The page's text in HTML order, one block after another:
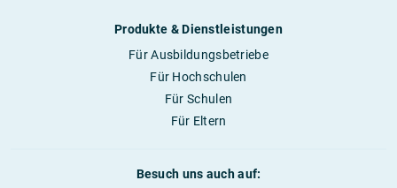
Produkte & Dienstleistungen
Für Ausbildungsbetriebe
Für Hochschulen
Für Schulen
Für Eltern
Besuch uns auch auf: